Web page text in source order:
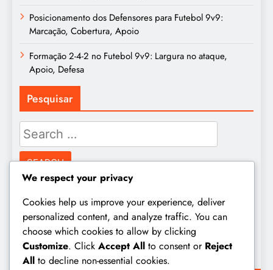
Posicionamento dos Defensores para Futebol 9v9:
Marcação, Cobertura, Apoio
Formação 2-4-2 no Futebol 9v9: Largura no ataque,
Apoio, Defesa
Pesquisar
Search
for:
Arquivo
February 2026
January 2026
We respect your privacy
Cookies help us improve your experience, deliver
personalized content, and analyze traffic. You can
choose which cookies to allow by clicking
Customize. Click Accept All to consent or Reject
All to decline non-essential cookies.